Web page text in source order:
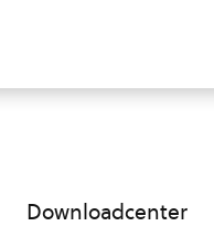
Downloadcenter